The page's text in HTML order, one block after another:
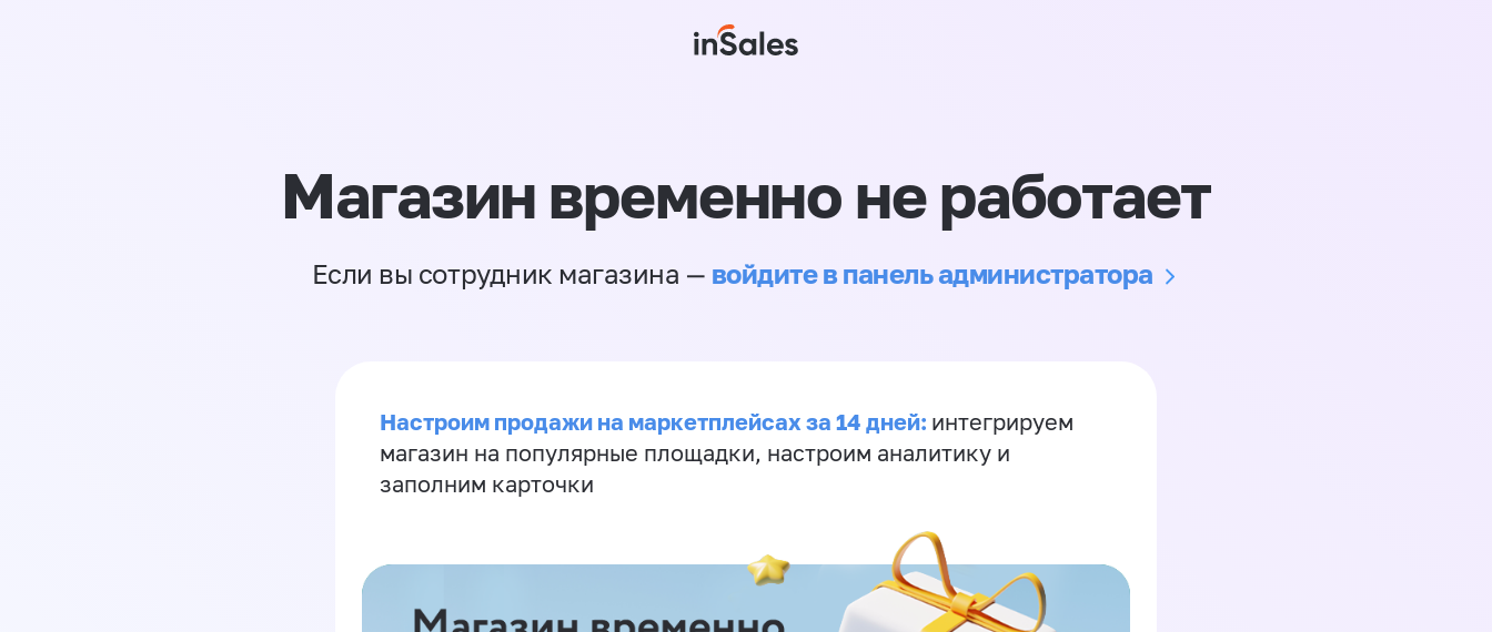
Магазин временно не работает
Если вы сотрудник магазина — войдите в панель администратора
Настроим продажи на маркетплейсах за 14 дней: интегрируем
магазин на популярные площадки, настроим аналитику и
заполним карточки